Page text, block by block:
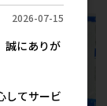
2026-07-15
誠にありが
してサービ